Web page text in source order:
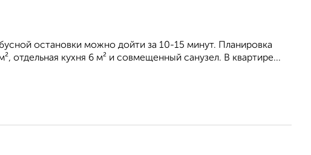
остановки можно дойти за 10-15 минут. Планировка
кухня 6 м² и совмещенный санузел. В квартире...